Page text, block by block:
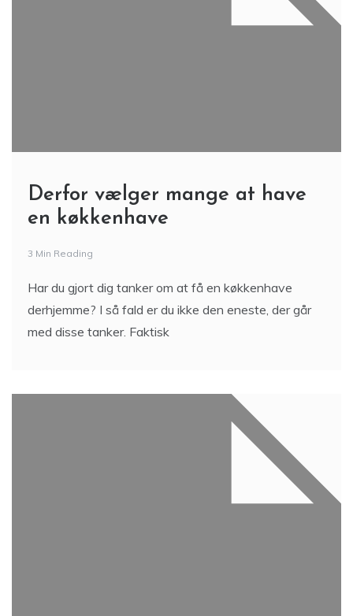
Derfor vælger mange at have
en køkkenhave
3 Min Reading
Har du gjort dig tanker om at få en køkkenhave
derhjemme? I så fald er du ikke den eneste, der går
med disse tanker. Faktisk